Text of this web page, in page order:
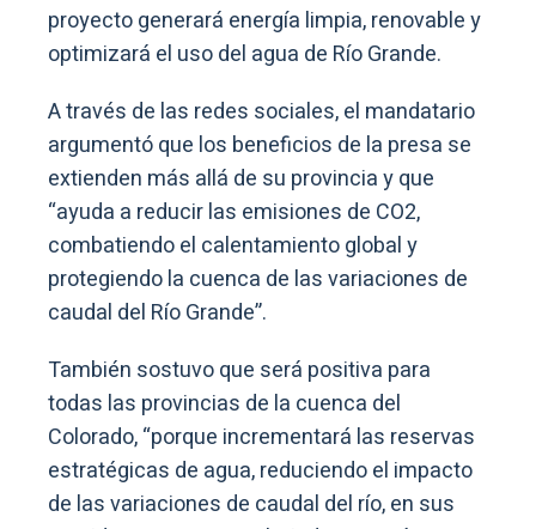
proyecto generará energía limpia, renovable y
optimizará el uso del agua de Río Grande.
A través de las redes sociales, el mandatario
argumentó que los beneficios de la presa se
extienden más allá de su provincia y que
“ayuda a reducir las emisiones de CO2,
combatiendo el calentamiento global y
protegiendo la cuenca de las variaciones de
caudal del Río Grande”.
También sostuvo que será positiva para
todas las provincias de la cuenca del
Colorado, “porque incrementará las reservas
estratégicas de agua, reduciendo el impacto
de las variaciones de caudal del río, en sus